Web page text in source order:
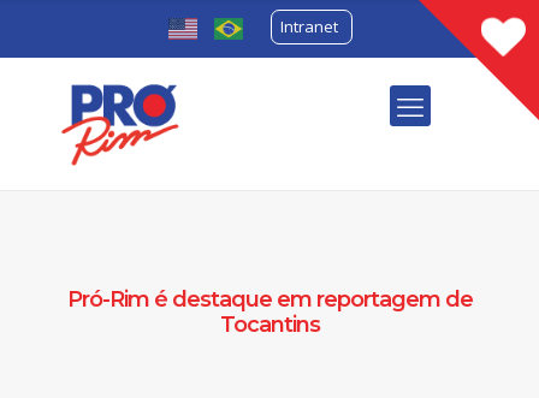
Intranet
Pró-Rim é destaque em reportagem de
Tocantins